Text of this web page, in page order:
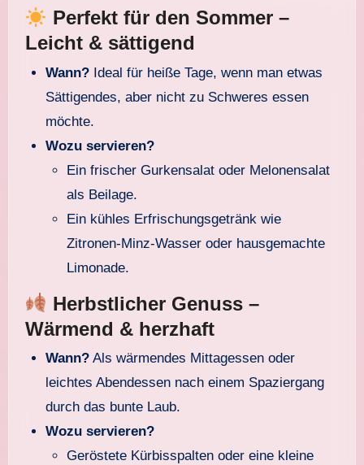
Perfekt für den Sommer –
Leicht & sättigend
Wann? Ideal für heiße Tage, wenn man etwas
Sättigendes, aber nicht zu Schweres essen
möchte.
Wozu servieren?
Ein frischer Gurkensalat oder Melonensalat
als Beilage.
Ein kühles Erfrischungsgetränk wie
Zitronen-Minz-Wasser oder hausgemachte
Limonade.
Herbstlicher Genuss –
Wärmend & herzhaft
Wann? Als wärmendes Mittagessen oder
leichtes Abendessen nach einem Spaziergang
durch das bunte Laub.
Wozu servieren?
Geröstete Kürbisspalten oder eine kleine